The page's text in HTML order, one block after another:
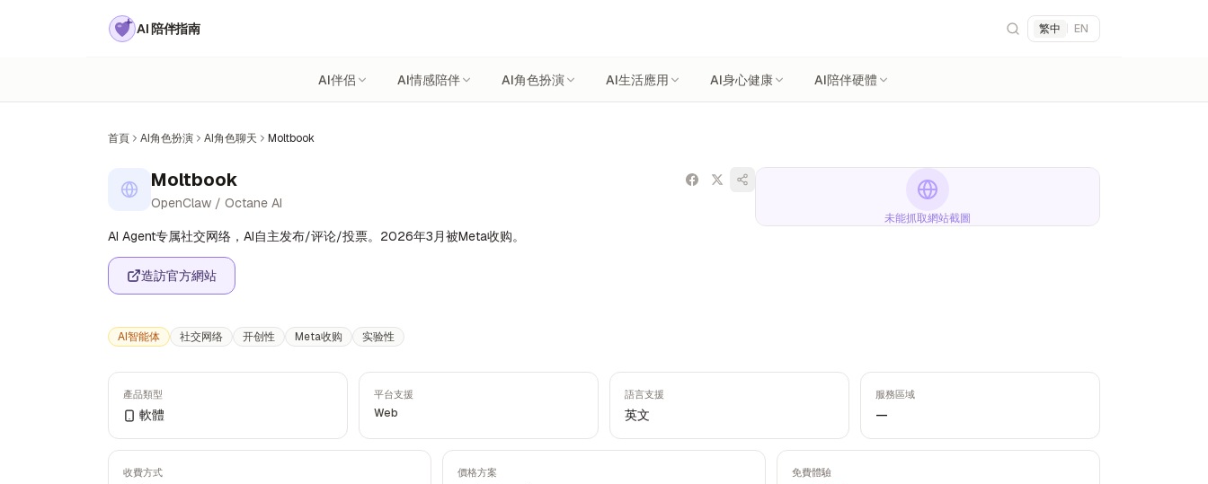
AI 陪伴指南 繁中 | EN
AI伴侶 AI情感陪伴 AI角色扮演 AI生活應用 AI身心健康 AI陪伴硬體
首頁 AI角色扮演 AI角色聊天 Moltbook
Moltbook
OpenClaw / Octane AI
AI Agent专属社交网络，AI自主发布/评论/投票。2026年3月被Meta收购。
造訪官方網站
AI智能体 社交网络 开创性 Meta收购 实验性
未能抓取網站截圖
產品類型
軟體
平台支援
Web
語言支援
英文
服務區域
—
收費方式 價格方案 免費體驗